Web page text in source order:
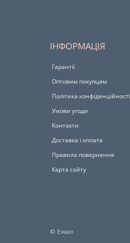
ІНФОРМАЦІЯ
Гарантії
Оптовим покупцям
Політика конфіденційності
Умови угоди
Контакти
Доставка і оплата
Правила повернення
Карта сайту
© Емвіл